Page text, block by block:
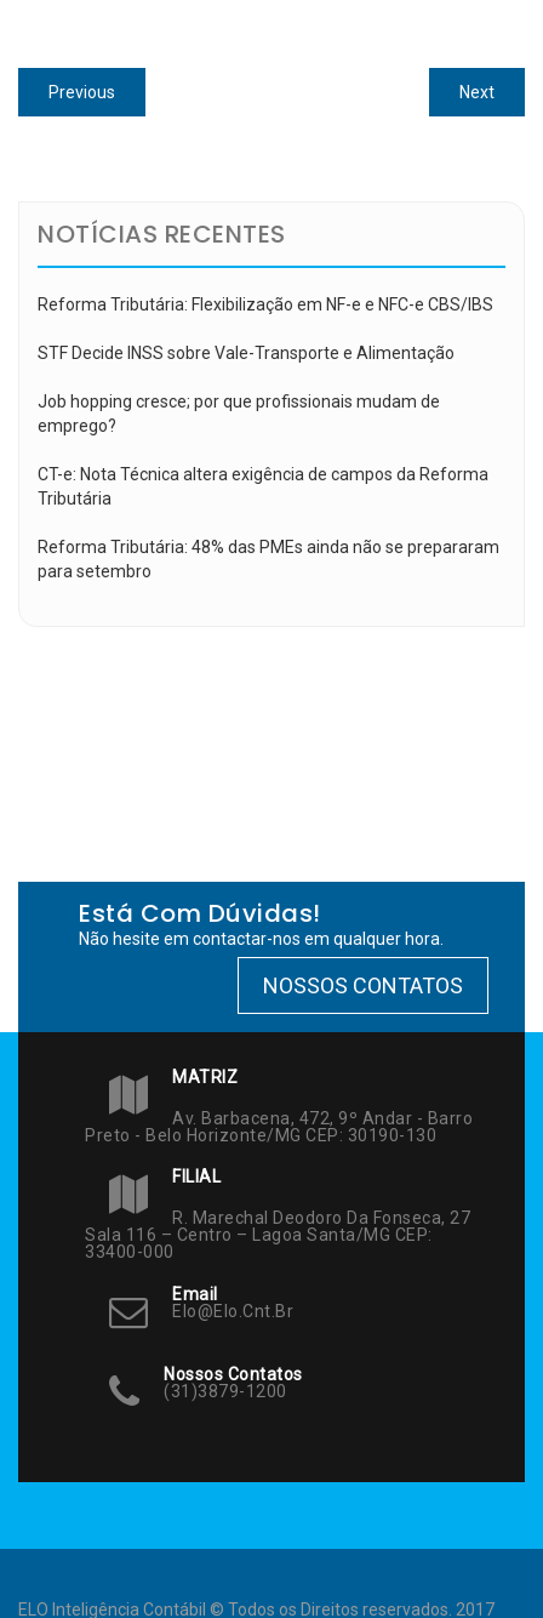
Navegação
de
Previous
post:
NextNext
post:
NOTÍCIAS RECENTES
Reforma Tributária: Flexibilização em NF-e e NFC-e CBS/IBS
STF Decide INSS sobre Vale-Transporte e Alimentação
Job hopping cresce; por que profissionais mudam de
emprego?
CT-e: Nota Técnica altera exigência de campos da Reforma
Tributária
Reforma Tributária: 48% das PMEs ainda não se prepararam
para setembro
Está Com Dúvidas!
Não hesite em contactar-nos em qualquer hora.
NOSSOS CONTATOS
MATRIZ
Av. Barbacena, 472, 9º Andar - Barro
Preto - Belo Horizonte/MG CEP: 30190-130
FILIAL
R. Marechal Deodoro Da Fonseca, 27
Sala 116 – Centro – Lagoa Santa/MG CEP:
33400-000
Email
Elo@elo.cnt.br
Nossos Contatos
(31)3879-1200
ELO Inteligência Contábil © Todos os Direitos reservados. 2017